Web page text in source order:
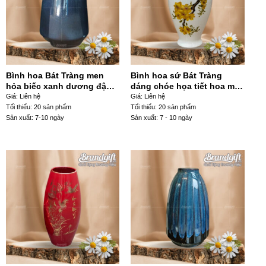
Bình hoa Bát Tràng men
hỏa biếc xanh dương đậm
dáng giỏ cua LHGS-12
Giá: Liên hệ
Tối thiểu: 20 sản phẩm
Sản xuất: 7-10 ngày
Bình hoa sứ Bát Tràng
dáng chóe họa tiết hoa mai
vàng in decan vẽ vàng kim
LHGS-03
Giá: Liên hệ
Tối thiểu: 20 sản phẩm
Sản xuất: 7 - 10 ngày